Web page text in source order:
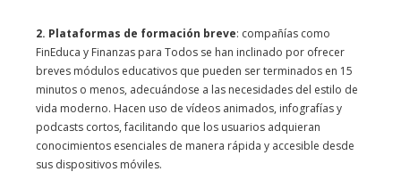
2. Plataformas de formación breve: compañías como
FinEduca y Finanzas para Todos se han inclinado por ofrecer
breves módulos educativos que pueden ser terminados en 15
minutos o menos, adecuándose a las necesidades del estilo de
vida moderno. Hacen uso de vídeos animados, infografías y
podcasts cortos, facilitando que los usuarios adquieran
conocimientos esenciales de manera rápida y accesible desde
sus dispositivos móviles.